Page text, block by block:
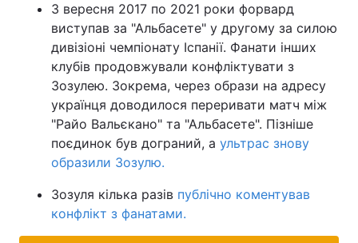
З вересня 2017 по 2021 роки форвард
виступав за "Альбасете" у другому за силою
дивізіоні чемпіонату Іспанії. Фанати інших
клубів продовжували конфліктувати з
Зозулею. Зокрема, через образи на адресу
українця доводилося переривати матч між
"Райо Вальєкано" та "Альбасете". Пізніше
поєдинок був дограний, а ультрас знову
образили Зозулю.
Зозуля кілька разів публічно коментував
конфлікт з фанатами.